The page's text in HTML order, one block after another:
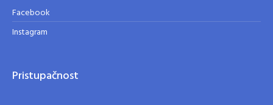
Facebook
Instagram
Pristupačnost